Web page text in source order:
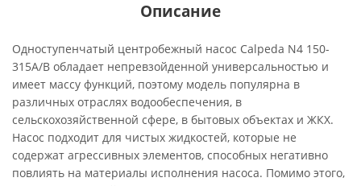
Описание
Одноступенчатый центробежный насос Calpeda N4 150-
315A/B обладает непревзойденной универсальностью и
имеет массу функций, поэтому модель популярна в
различных отраслях водообеспечения, в
сельскохозяйственной сфере, в бытовых объектах и ЖКХ.
Насос подходит для чистых жидкостей, которые не
содержат агрессивных элементов, способных негативно
повлиять на материалы исполнения насоса. Помимо этого,